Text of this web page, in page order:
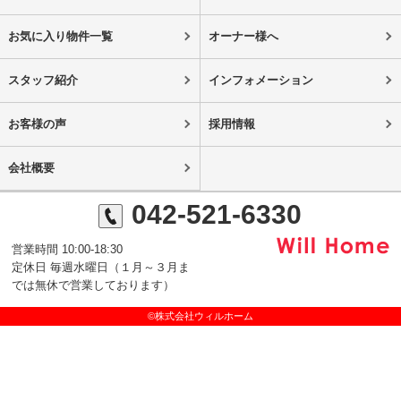
お気に入り物件一覧 オーナー様へ
スタッフ紹介 インフォメーション
お客様の声 採用情報
会社概要
042-521-6330
営業時間 10:00-18:30
定休日 毎週水曜日（１月～３月ま
では無休で営業しております）
©株式会社ウィルホーム